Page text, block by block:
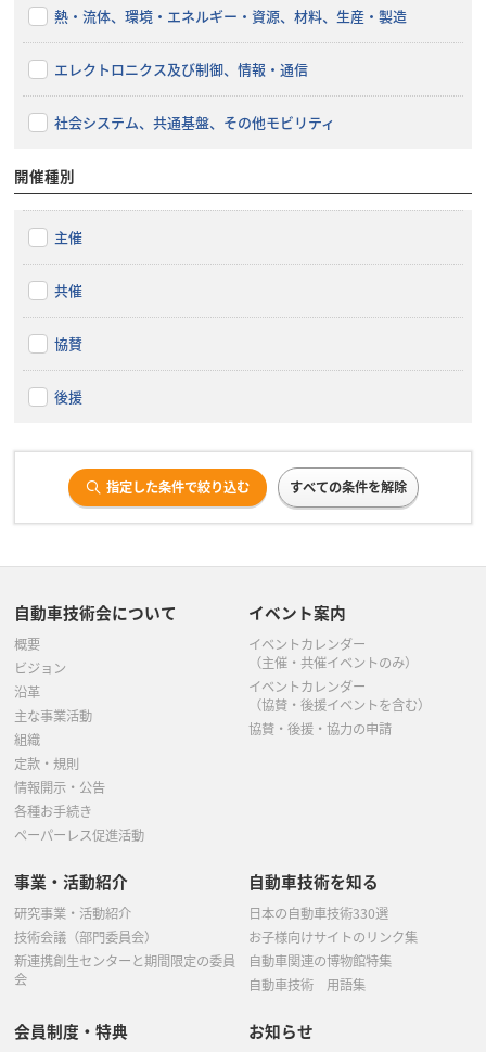
熱・流体、環境・エネルギー・資源、材料、生産・製造
エレクトロニクス及び制御、情報・通信
社会システム、共通基盤、その他モビリティ
開催種別
主催
共催
協賛
後援
指定した条件で絞り込む すべての条件を解除
自動車技術会について
概要
ビジョン
沿革
主な事業活動
組織
定款・規則
情報開示・公告
各種お手続き
ペーパーレス促進活動
イベント案内
イベントカレンダー
（主催・共催イベントのみ）
イベントカレンダー
（協賛・後援イベントを含む）
協賛・後援・協力の申請
事業・活動紹介
研究事業・活動紹介
技術会議（部門委員会）
新連携創生センターと期間限定の委員
会
自動車技術を知る
日本の自動車技術330選
お子様向けサイトのリンク集
自動車関連の博物館特集
自動車技術 用語集
会員制度・特典 お知らせ